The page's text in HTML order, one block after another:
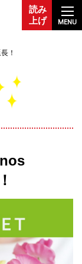
読み
上げ
MENU
！